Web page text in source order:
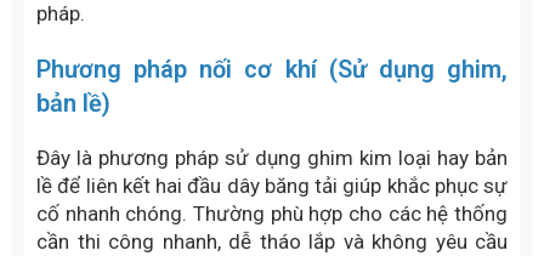
pháp.
Phương pháp nối cơ khí (Sử dụng ghim,
bản lề)
Đây là phương pháp sử dụng ghim kim loại hay bản
lề để liên kết hai đầu dây băng tải giúp khắc phục sự
cố nhanh chóng. Thường phù hợp cho các hệ thống
cần thi công nhanh, dễ tháo lắp và không yêu cầu